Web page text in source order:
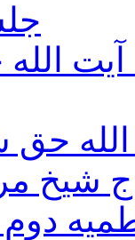
92 - حسينيه
دوم